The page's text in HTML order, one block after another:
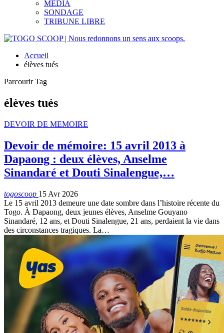
MEDIA
SONDAGE
TRIBUNE LIBRE
Accueil
élèves tués
Parcourir Tag
élèves tués
DEVOIR DE MEMOIRE
Devoir de mémoire: 15 avril 2013 à
Dapaong : deux élèves, Anselme
Sinandaré et Douti Sinalengue,…
togoscoop 15 Avr 2026
Le 15 avril 2013 demeure une date sombre dans l’histoire récente du
Togo. À Dapaong, deux jeunes élèves, Anselme Gouyano
Sinandaré, 12 ans, et Douti Sinalengue, 21 ans, perdaient la vie dans
des circonstances tragiques. La…